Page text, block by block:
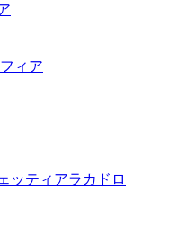
ィア
ッティアラカドロ